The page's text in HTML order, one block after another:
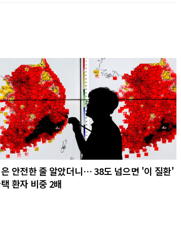
안전한 줄 알았더니… 38도 넘으면 '이 질환'
환자 비중 2배